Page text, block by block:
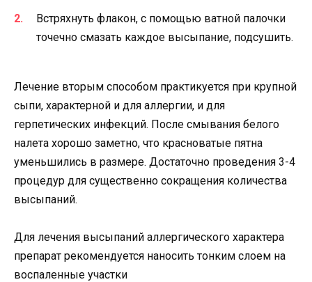
Встряхнуть флакон, с помощью ватной палочки
точечно смазать каждое высыпание, подсушить.
Лечение вторым способом практикуется при крупной
сыпи, характерной и для аллергии, и для
герпетических инфекций. После смывания белого
налета хорошо заметно, что красноватые пятна
уменьшились в размере. Достаточно проведения 3-4
процедур для существенно сокращения количества
высыпаний.
Для лечения высыпаний аллергического характера
препарат рекомендуется наносить тонким слоем на
воспаленные участки